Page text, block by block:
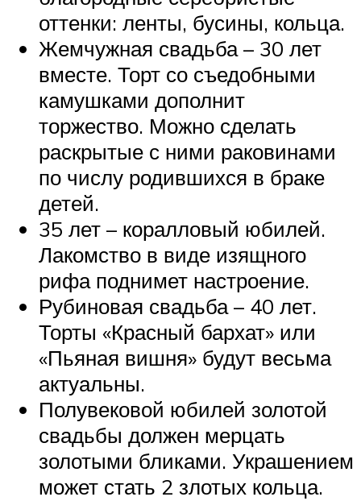
оттенки: ленты, бусины, кольца.
Жемчужная свадьба – 30 лет
вместе. Торт со съедобными
камушками дополнит
торжество. Можно сделать
раскрытые с ними раковинами
по числу родившихся в браке
детей.
35 лет – коралловый юбилей.
Лакомство в виде изящного
рифа поднимет настроение.
Рубиновая свадьба – 40 лет.
Торты «Красный бархат» или
«Пьяная вишня» будут весьма
актуальны.
Полувековой юбилей золотой
свадьбы должен мерцать
золотыми бликами. Украшением
может стать 2 злотых кольца.